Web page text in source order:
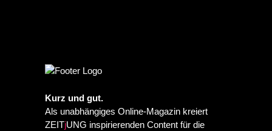
Kurz und gut.
Als unabhängiges Online-Magazin kreiert
ZEITjUNG inspirierenden Content für die